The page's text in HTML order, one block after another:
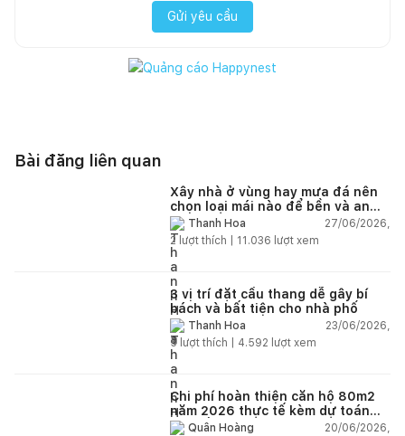
Gửi yêu cầu
Bài đăng liên quan
Xây nhà ở vùng hay mưa đá nên
chọn loại mái nào để bền và an
toàn?Thanh Hoa
27/06/2026,
2 lượt thích | 11.036 lượt xem
3 vị trí đặt cầu thang dễ gây bí
bách và bất tiện cho nhà phố
Thanh Hoa
23/06/2026,
5 lượt thích | 4.592 lượt xem
Chi phí hoàn thiện căn hộ 80m2
năm 2026 thực tế kèm dự toán
chi tiết từng hạng mục
Quân Hoàng
20/06/2026,